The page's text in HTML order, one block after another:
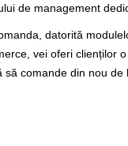
de management
datorită
vei oferi clienților
comande din nou de